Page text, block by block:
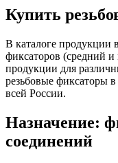
Купить
В каталоге продукции
фиксаторов (средний
продукции для
резьбовые фиксаторы
всей России.
Назначение:
соединений